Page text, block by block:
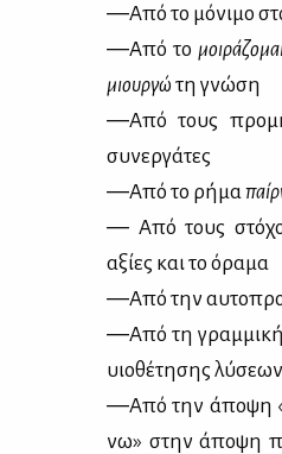
―Από το μό­νι­μο
―Από το
μιουρ­γώ τη γνώ­ση
―Από τους
συ­νερ­γά­τες
―Από το ρή­μα
― Από τους
αξί­ες και το όρα­μα
―Από την
―Από τη γραμ­μι­κή
υιο­θέ­τη­σης λύ­σε­ων
―Από την άπο­ψη
νω» στην άπο­ψη